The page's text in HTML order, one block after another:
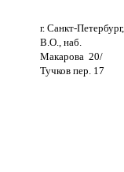
г. Санкт-Петербург,
В.О., наб.
Макарова 20/
Тучков пер. 17